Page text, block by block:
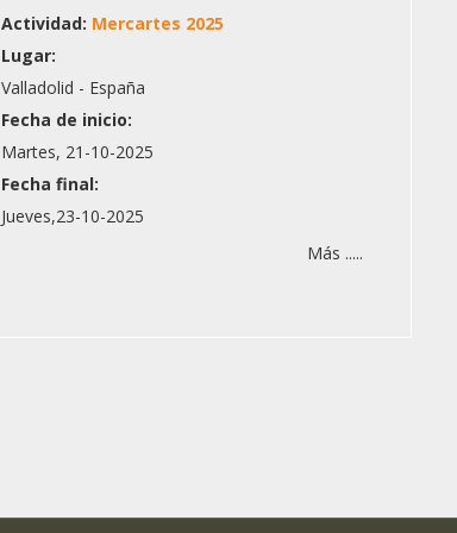
Actividad: Mercartes 2025
Lugar:
Valladolid - España
Fecha de inicio:
Martes, 21-10-2025
Fecha final:
Jueves,23-10-2025
Más .....